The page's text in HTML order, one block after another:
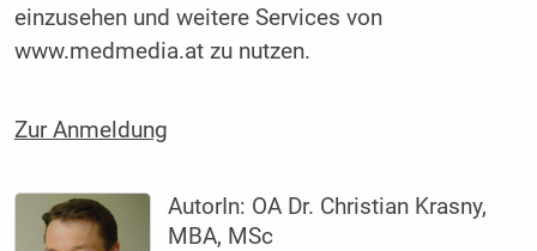
einzusehen und weitere Services von
www.medmedia.at zu nutzen.
Zur Anmeldung
AutorIn: OA Dr. Christian Krasny,
MBA, MSc